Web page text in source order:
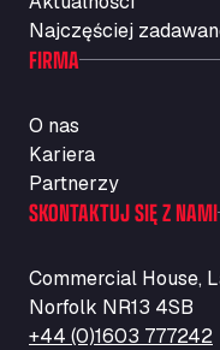
Najczęściej
FIRMA
O nas
Kariera
Partnerzy
SKONTAKTUJ SIĘ Z NAMI
Commercial House,
Norfolk NR13 4SB
+44 (0)1603 777242